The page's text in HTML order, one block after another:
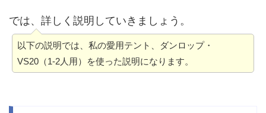
では、詳しく説明していきましょう。
以下の説明では、私の愛用テント、ダンロップ・
VS20（1-2人用）を使った説明になります。